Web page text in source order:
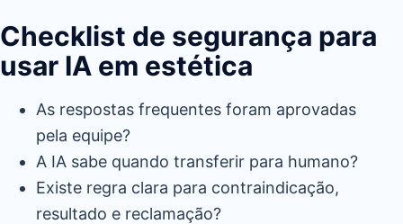
Checklist de segurança para
usar IA em estética
As respostas frequentes foram aprovadas
pela equipe?
A IA sabe quando transferir para humano?
Existe regra clara para contraindicação,
resultado e reclamação?